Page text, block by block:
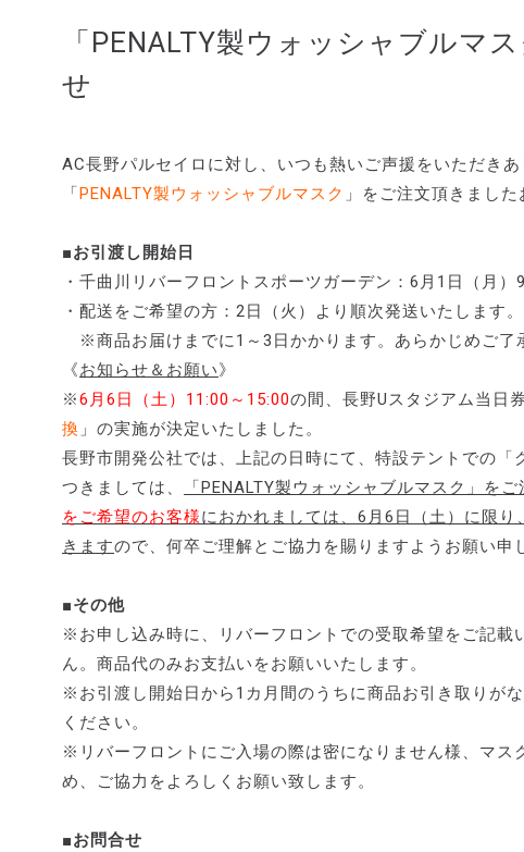
「PENALTY製ウォッシャブルマ
せ
AC長野パルセイロに対し、いつも熱いご声援をいただきあ
「PENALTY製ウォッシャブルマスク 」をご注文頂きまし
■お引渡し開始日
・千曲川リバーフロントスポーツガーデン：6月1日（月
・配送をご希望の方：2日（火）より順次発送いたします。
※商品お届けまでに1～3日かかります。あらかじめご了
《お知らせ＆お願い》
※6月6日（土）11:00～15:00の間、長野Uスタジアム当日
換 」の実施が決定いたしました。
長野市開発公社では、上記の日時にて、特設テントでの「
つきましては、
「PENALTY製ウォッシャブルマスク」を
をご希望のお客様におかれましては、 6月6日（土）に限り
きますので、何卒ご理解とご協力を賜りますようお願い申
■その他
※お申し込み時に、リバーフロントでの受取希望をご記
ん。商品代のみお支払いをお願いいたします。
※お引渡し開始日から1カ月間のうちに商品お引き取りが
ください。
※リバーフロントにご入場の際は密になりません様、マス
め、ご協力をよろしくお願い致します。
■お問合せ